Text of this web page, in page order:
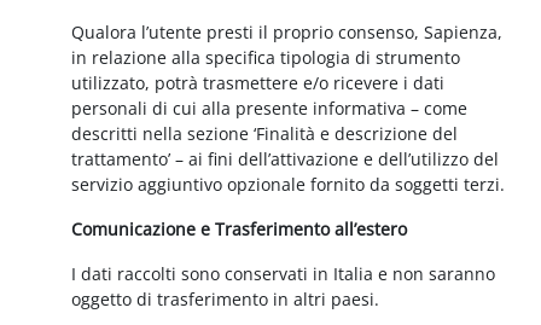
Qualora l’utente presti il proprio consenso, Sapienza,
in relazione alla specifica tipologia di strumento
utilizzato, potrà trasmettere e/o ricevere i dati
personali di cui alla presente informativa – come
descritti nella sezione ‘Finalità e descrizione del
trattamento’ – ai fini dell’attivazione e dell’utilizzo del
servizio aggiuntivo opzionale fornito da soggetti terzi.
Comunicazione e Trasferimento all’estero
I dati raccolti sono conservati in Italia e non saranno
oggetto di trasferimento in altri paesi.